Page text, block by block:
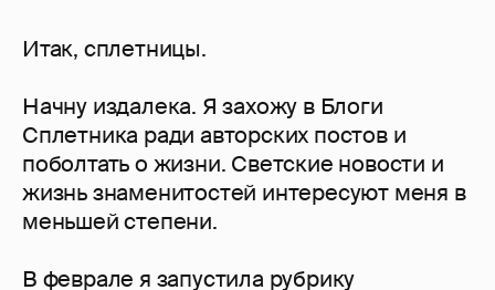
Итак, сплетницы.
Начну издалека. Я захожу в Блоги
Сплетника ради авторских постов и
поболтать о жизни. Светские новости и
жизнь знаменитостей интересуют меня в
меньшей степени.
В феврале я запустила рубрику